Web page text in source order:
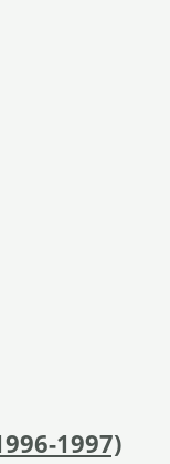
1997)